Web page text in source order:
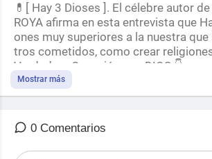
💊[ Hay 3 Dioses ]. El célebre autor de
ROYA afirma en esta entrevista que
ones muy superiores a la nuestra que
tros cometidos, como crear
Verdadera Conexión con DIOS.👇
🎯Te Gustó?
💖 Suscríbete al CANAL para
Mostrar más
0 Comentarios